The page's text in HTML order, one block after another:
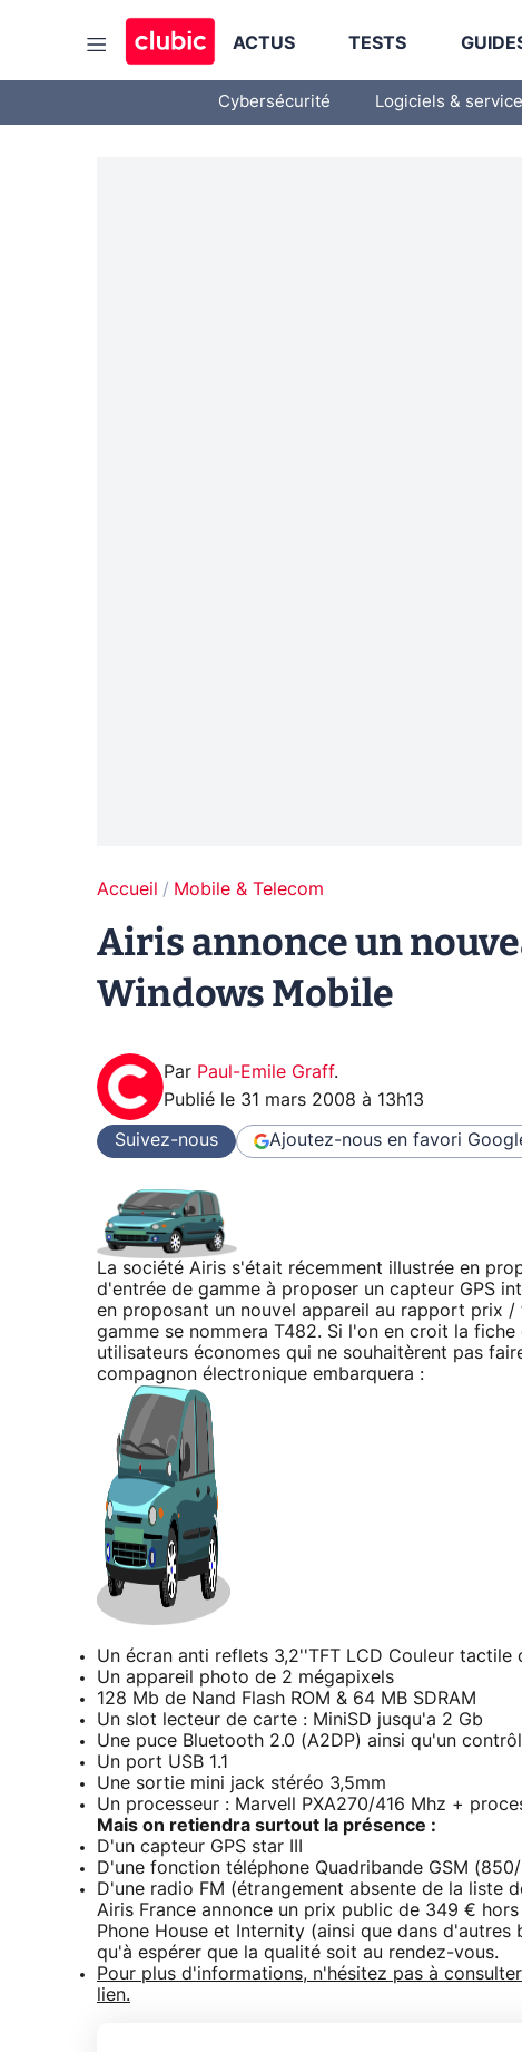
ACTUS TESTS
Cybersécurité Logiciels &
Accueil Mobile & Telecom
Airis annonce un
Windows Mobile
Par Paul-Emile Graff.
Publié le 31 mars 2008 à 13h13
Suivez-nous Ajoutez-nous en favori
La société Airis s'était récemment illustrée en
d'entrée de gamme à proposer un capteur GPS
en proposant un nouvel appareil au rapport prix /
gamme se nommera T482. Si l'on en croit la
utilisateurs économes qui ne souhaitèrent pas
compagnon électronique embarquera :
Un écran anti reflets 3,2''TFT LCD Couleur tactile
Un appareil photo de 2 mégapixels
128 Mb de Nand Flash ROM & 64 MB SDRAM
Un slot lecteur de carte : MiniSD jusqu'a 2 Gb
Une puce Bluetooth 2.0 (A2DP) ainsi qu'un
Un port USB 1.1
Une sortie mini jack stéréo 3,5mm
Un processeur : Marvell PXA270/416 Mhz +
Mais on retiendra surtout la présence :
D'un capteur GPS star III
D'une fonction téléphone Quadribande GSM
D'une radio FM (étrangement absente de la liste
Airis France annonce un prix public de 349 €
Phone House et Internity (ainsi que dans
qu'à espérer que la qualité soit au rendez-vous.
Pour plus d'informations, n'hésitez pas à
lien.